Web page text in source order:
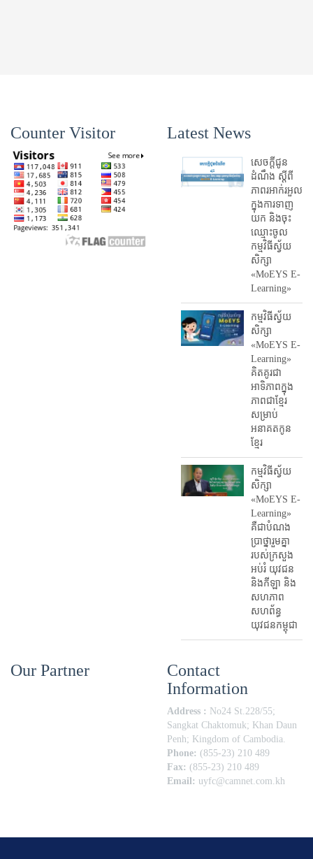
Counter Visitor Latest News
សេចក្តីជូន
ដំណឹង ស្តី​ពី
ភាព​រអាក់រអួល​
ក្នុងការ​ទាញ​
យក និង​ចុះ​
ឈ្មោះ​ចូល​
កម្មវិធី​ស្វ័យ
សិក្សា
«MoEYS E-
Learning»
កម្មវិធីស្វ័យ
សិក្សា
«MoEYS E-
Learning»
គិតគូរជា
អាទិភាពក្នុង
ភាពជាខ្មែរ
សម្រាប់
អនាគតកូន
ខ្មែរ
កម្មវិធីស្វ័យ
សិក្សា
«MoEYS E-
Learning»
គឺជាបំណង
ប្រាថ្នារួមគ្នា
របស់ក្រសួង
អប់រំ​ យុវជន
និងកីឡា និង
សហភាព
សហព័ន្ធ
យុវជនកម្ពុជា
Our Partner
Contact
Information
Address : No24 St.228/55;
Sangkat Chaktomuk; Khan Daun
Penh; Kingdom of Cambodia.
Phone: (855-23) 210 489
Fax: (855-23) 210 489
Email: uyfc@camnet.com.kh